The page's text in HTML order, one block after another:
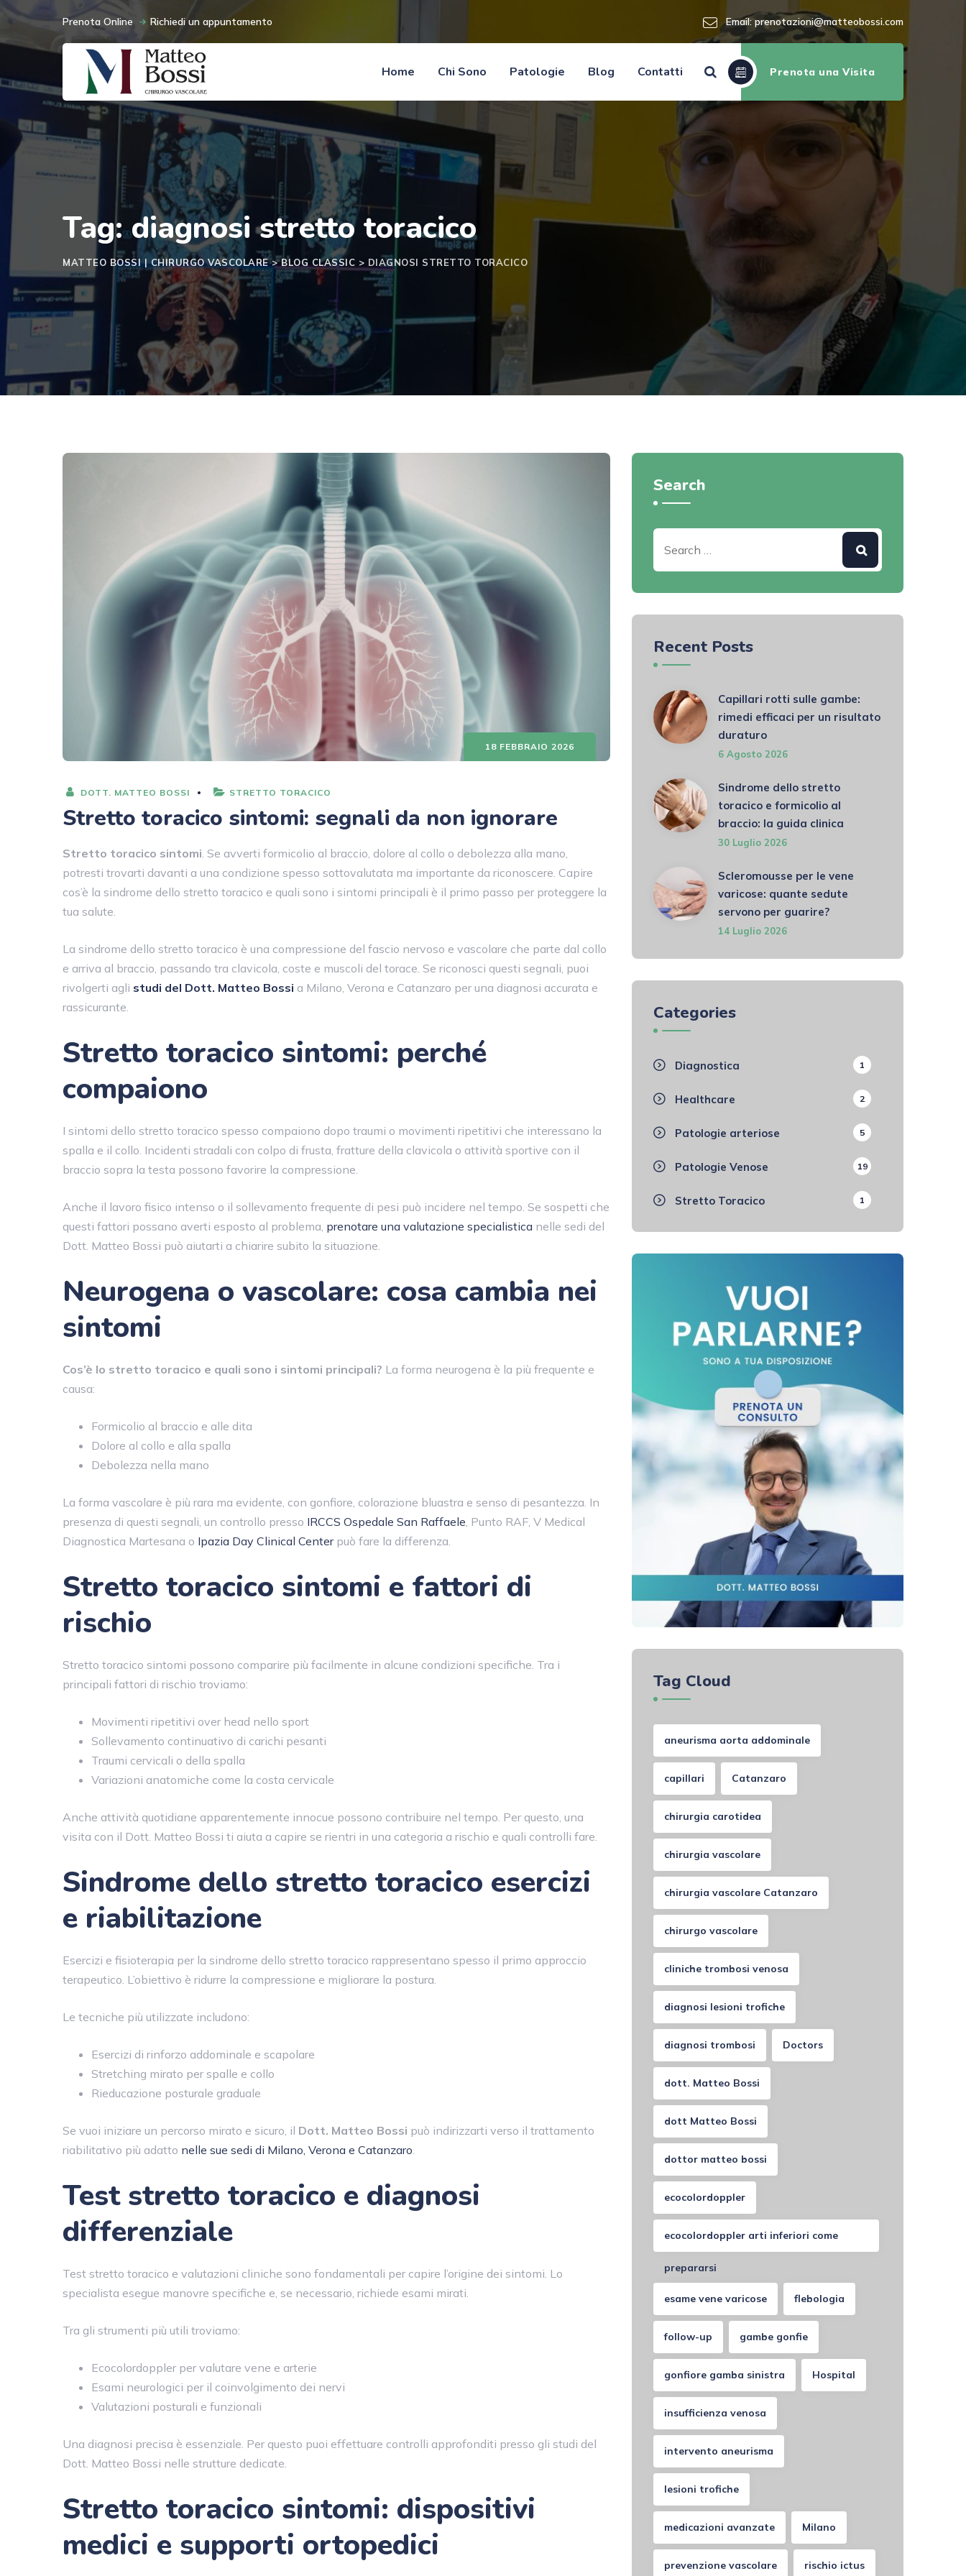
Skip
content
Prenota Online Richiedi un appuntamento Email:prenotazioni@matteobossi.com
Home Chi Sono Patologie Blog Contatti Prenota una Visita
Tag: diagnosi stretto toracico
MATTEO BOSSI | CHIRURGO VASCOLARE>BLOG CLASSIC > DIAGNOSI STRETTO TORACICO
18 FEBBRAIO 2026
DOTT. MATTEO BOSSI STRETTO TORACICO
Stretto toracico sintomi: segnali da non ignorare
Stretto toracico sintomi . Se avverti formicolio al braccio, dolore al collo o debolezza alla mano,
potresti trovarti davanti a una condizione spesso sottovalutata ma importante da riconoscere. Capire
cos’è la sindrome dello stretto toracico e quali sono i sintomi principali è il primo passo per proteggere la
tua salute.
La sindrome dello stretto toracico è una compressione del fascio nervoso e vascolare che parte dal collo
e arriva al braccio, passando tra clavicola, coste e muscoli del torace. Se riconosci questi segnali, puoi
rivolgerti agli studi del Dott. Matteo Bossi a Milano, Verona e Catanzaro per una diagnosi accurata e
rassicurante.
Stretto toracico sintomi: perché
compaiono
I sintomi dello stretto toracico spesso compaiono dopo traumi o movimenti ripetitivi che interessano la
spalla e il collo. Incidenti stradali con colpo di frusta, fratture della clavicola o attività sportive con il
braccio sopra la testa possono favorire la compressione.
Anche il lavoro fisico intenso o il sollevamento frequente di pesi può incidere nel tempo. Se sospetti che
questi fattori possano averti esposto al problema, prenotare una valutazione specialistica nelle sedi del
Dott. Matteo Bossi può aiutarti a chiarire subito la situazione.
Neurogena o vascolare: cosa cambia nei
sintomi
Cos’è lo stretto toracico e quali sono i sintomi principali? La forma neurogena è la più frequente e
causa:
Formicolio al braccio e alle dita
Dolore al collo e alla spalla
Debolezza nella mano
La forma vascolare è più rara ma evidente, con gonfiore, colorazione bluastra e senso di pesantezza. In
presenza di questi segnali, un controllo presso IRCCS Ospedale San Raffaele , Punto RAF, V Medical
Diagnostica Martesana o Ipazia Day Clinical Centerpuò fare la differenza.
Stretto toracico sintomi e fattori di
rischio
Stretto toracico sintomi possono comparire più facilmente in alcune condizioni specifiche. Tra i
principali fattori di rischio troviamo:
Movimenti ripetitivi over head nello sport
Sollevamento continuativo di carichi pesanti
Traumi cervicali o della spalla
Variazioni anatomiche come la costa cervicale
Anche attività quotidiane apparentemente innocue possono contribuire nel tempo. Per questo, una
visita con il Dott. Matteo Bossi ti aiuta a capire se rientri in una categoria a rischio e quali controlli fare.
Sindrome dello stretto toracico esercizi
e riabilitazione
Esercizi e fisioterapia per la sindrome dello stretto toracico rappresentano spesso il primo approccio
terapeutico. L’obiettivo è ridurre la compressione e migliorare la postura.
Le tecniche più utilizzate includono:
Esercizi di rinforzo addominale e scapolare
Stretching mirato per spalle e collo
Rieducazione posturale graduale
Se vuoi iniziare un percorso mirato e sicuro, il Dott. Matteo Bossi può indirizzarti verso il trattamento
riabilitativo più adatto nelle sue sedi di Milano, Verona e Catanzaro
Test stretto toracico e diagnosi
differenziale
Test stretto toracico e valutazioni cliniche sono fondamentali per capire l’origine dei sintomi. Lo
specialista esegue manovre specifiche e, se necessario, richiede esami mirati.
Tra gli strumenti più utili troviamo:
Ecocolordoppler per valutare vene e arterie
Esami neurologici per il coinvolgimento dei nervi
Valutazioni posturali e funzionali
Una diagnosi precisa è essenziale. Per questo puoi effettuare controlli approfonditi presso gli studi del
Dott. Matteo Bossi nelle strutture dedicate.
Stretto toracico sintomi: dispositivi
medici e supporti ortopedici
Search
Recent Posts
Capillari rotti sulle gambe:
rimedi efficaci per un risultato
duraturo
6 Agosto 2026
Sindrome dello stretto
toracico e formicolio al
braccio: la guida clinica
30 Luglio 2026
Scleromousse per le vene
varicose: quante sedute
servono per guarire?
14 Luglio 2026
Categories
Diagnostica 1
Healthcare 2
Patologie arteriose 5
Patologie Venose 19
Stretto Toracico 1
Tag Cloud
aneurisma aorta addominale
capillari Catanzaro
chirurgia carotidea
chirurgia vascolare
chirurgia vascolare Catanzaro
chirurgo vascolare
cliniche trombosi venosa
diagnosi lesioni trofiche
diagnosi trombosi Doctors
dott. Matteo Bossi
dott Matteo Bossi
dottor matteo bossi
ecocolordoppler
ecocolordoppler arti inferiori come
prepararsi
esame vene varicose flebologia
follow-up gambe gonfie
gonfiore gamba sinistra Hospital
insufficienza venosa
intervento aneurisma
lesioni trofiche
medicazioni avanzate Milano
prevenzione vascolare rischio ictus